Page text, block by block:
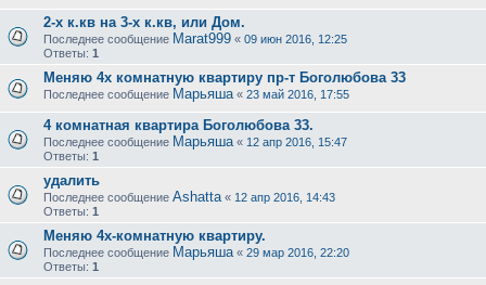
2-х к.кв на 3-х к.кв, или Дом.
Последнее сообщение Marat999 « 09 июн 2016, 12:25
Ответы: 1
Меняю 4х комнатную квартиру пр-т Боголюбова 33
Последнее сообщение Марьяша « 23 май 2016, 17:55
4 комнатная квартира Боголюбова 33.
Последнее сообщение Марьяша « 12 апр 2016, 15:47
Ответы: 1
удалить
Последнее сообщение Ashatta « 12 апр 2016, 14:43
Ответы: 1
Меняю 4х-комнатную квартиру.
Последнее сообщение Марьяша « 29 мар 2016, 22:20
Ответы: 1